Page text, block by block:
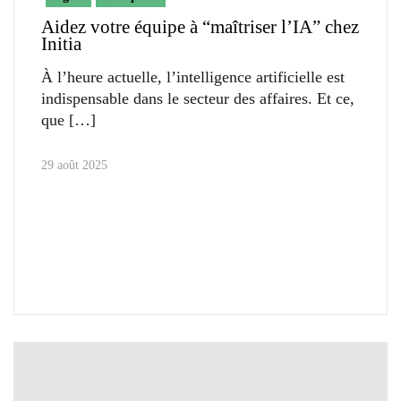
Aidez votre équipe à “maîtriser l’IA” chez
Initia
À l’heure actuelle, l’intelligence artificielle est
indispensable dans le secteur des affaires. Et ce,
que
29 août 2025